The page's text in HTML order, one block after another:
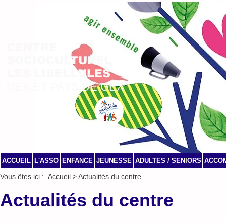
SOCIOCULTUREL
LES LIBELLULES
GEX ET PAYS DE GEX
ACCUEIL L'ASSO ENFANCE JEUNESSE ADULTES / SENIORS
Vous êtes ici : Accueil > Actualités du centre
Actualités du centre